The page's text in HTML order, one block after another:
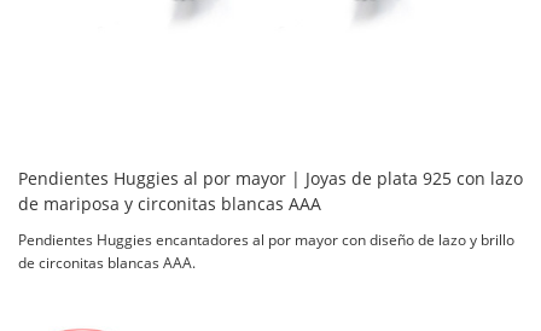
Pendientes Huggies al por mayor | Joyas de plata 925 con lazo
de mariposa y circonitas blancas AAA
Pendientes Huggies encantadores al por mayor con diseño de lazo y brillo
de circonitas blancas AAA.